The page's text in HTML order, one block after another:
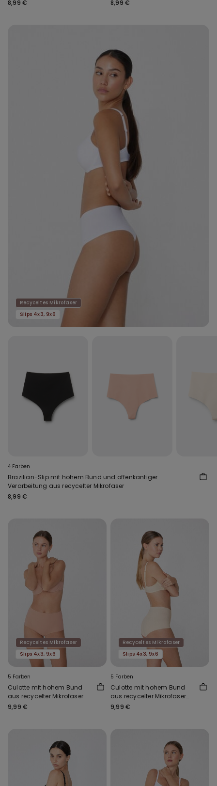
8,99 € 8,99 €
Recyceltes Mikrofaser
Slips 4x3, 9x6
4 Farben
Brazilian-Slip mit hohem Bund und offenkantiger
Verarbeitung aus recycelter Mikrofaser
8,99 €
Recyceltes Mikrofaser
Slips 4x3, 9x6
5 Farben
Culotte mit hohem Bund
aus recycelter Mikrofaser
mit offenkantiger
9,99 €
Recyceltes Mikrofaser
Slips 4x3, 9x6
5 Farben
Culotte mit hohem Bund
aus recycelter Mikrofaser
mit offenkantiger
9,99 €